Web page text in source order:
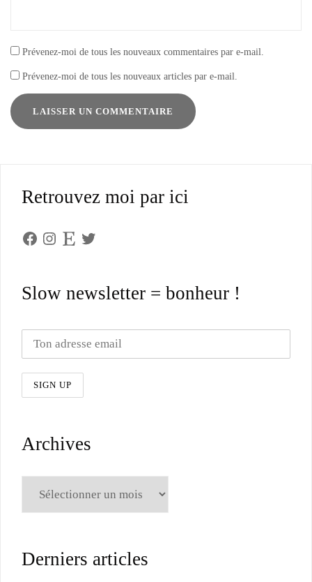
Prévenez-moi de tous les nouveaux commentaires par e-mail.
Prévenez-moi de tous les nouveaux articles par e-mail.
Retrouvez moi par ici
Facebook
Instagram
Etsy Twitter
Slow newsletter = bonheur !
Archives
Derniers articles